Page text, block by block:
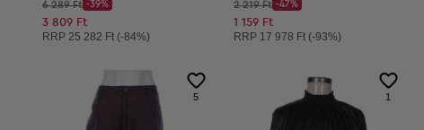
Kezdő ár:
6 289 Ft
Discount Price:
-39%
Csökkentett ár:
3 809 Ft
Ajánlott ár:
RRP 25 282 Ft (-84%)
Kezdő ár:
2 219 Ft
Discount Price:
-47%
Csökkentett ár:
1 159 Ft
Ajánlott ár:
RRP 17 978 Ft (-93%)
5 1